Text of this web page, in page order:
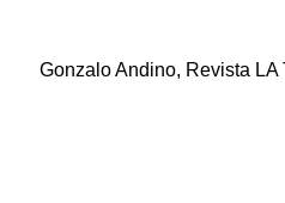
Gonzalo Andino, Revista LA